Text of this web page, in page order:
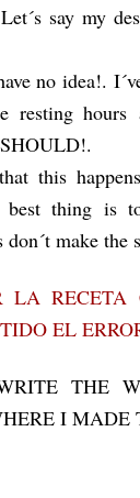
say my
no idea!.
resting
this
best thing is
make the
LA RECETA
EL
THE
I MADE